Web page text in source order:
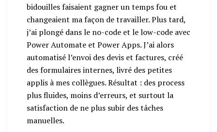
bidouilles faisaient gagner un temps fou et
changeaient ma façon de travailler. Plus tard,
j’ai plongé dans le no-code et le low-code avec
Power Automate et Power Apps. J’ai alors
automatisé l’envoi des devis et factures, créé
des formulaires internes, livré des petites
applis à mes collègues. Résultat : des process
plus fluides, moins d’erreurs, et surtout la
satisfaction de ne plus subir des tâches
manuelles.